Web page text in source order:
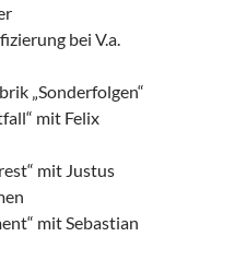
bei V.a.
„Sonderfolgen“
mit Felix
mit Justus
mit Sebastian